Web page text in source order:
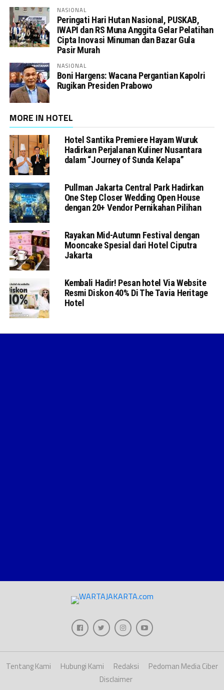
NASIONAL
Peringati Hari Hutan Nasional, PUSKAB,
IWAPI dan RS Muna Anggita Gelar Pelatihan
Cipta Inovasi Minuman dan Bazar Gula
Pasir Murah
NASIONAL
Boni Hargens: Wacana Pergantian Kapolri
Rugikan Presiden Prabowo
MORE IN HOTEL
Hotel Santika Premiere Hayam Wuruk
Hadirkan Perjalanan Kuliner Nusantara
dalam “Journey of Sunda Kelapa”
Pullman Jakarta Central Park Hadirkan
One Step Closer Wedding Open House
dengan 20+ Vendor Pernikahan Pilihan
Rayakan Mid-Autumn Festival dengan
Mooncake Spesial dari Hotel Ciputra
Jakarta
Kembali Hadir! Pesan hotel Via Website
Resmi Diskon 40% Di The Tavia Heritage
Hotel
Tentang Kami Hubungi Kami Redaksi
Pedoman Media Ciber
Disclaimer